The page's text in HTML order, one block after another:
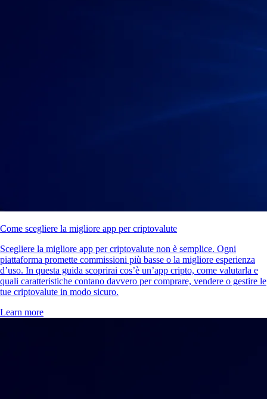
Come scegliere la migliore app per criptovalute
Scegliere la migliore app per criptovalute non è semplice. Ogni
piattaforma promette commissioni più basse o la migliore esperienza
d’uso. In questa guida scoprirai cos’è un’app cripto, come valutarla e
quali caratteristiche contano davvero per comprare, vendere o gestire le
tue criptovalute in modo sicuro.
Learn more